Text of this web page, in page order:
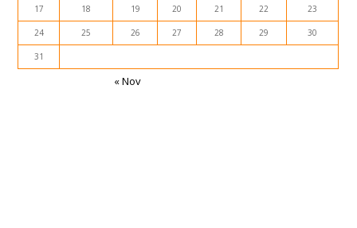
17 18 19 20 21 22 23
24 25 26 27 28 29 30
31
« Nov